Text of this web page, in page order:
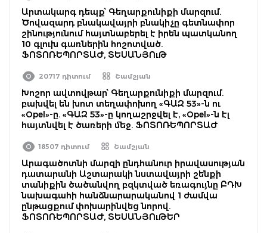
Արտակարգ դեպք՝ Գեղարքունիքի մարզում.
Ծովազարդ բնակավայրի բնակիչը գետնափոր
շինությունում հայտնաբերել է իրեն պատկանող
10 գլուխ գառներին հոշոտված.
ՖՈՏՈՌԵՊՈՐՏԱԺ, ՏԵՍԱՆՅՈւԹ
20717 դիտում Շամշյան
Խոշոր ավտովթար՝ Գեղարքունիքի մարզում.
բախվել են խոտ տեղափոխող «ԳԱԶ 53»-ն ու
«Opel»-ը. «ԳԱԶ 53»-ը կողաշրջվել է, «Opel»-ն էլ
հայտնվել է ծառերի մեջ. ՖՈՏՈՌԵՊՈՐՏԱԺ
18507 դիտում Շամշյան
Արագածոտնի մարզի ընդհանուր իրավասության
դատարանի Աշտարակի նստավայրի շենքի
տանիքին ծածանվող բզկտված եռագույնը ԲԴԽ
նախագահի հանձնարարականով 1 ժամվա
ընթացքում փոխարինվեց նորով.
ՖՈՏՈՌԵՊՈՐՏԱԺ, ՏԵՍԱՆՅՈւԹԵՐ